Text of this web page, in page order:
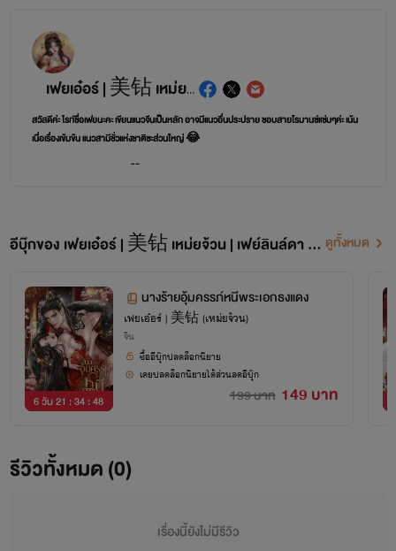
เฟยเอ๋อร์ | 美钻 เหม่ยจ้วน | เฟย์ลินล์ดา
สวัสดีค่ะ ไรท์ชื่อเฟยนะคะ เขียนแนวจีนเป็นหลัก อาจมีแนวอื่นประปราย ชอบสายโรมานซ์แซ่บๆค่ะ เน้น
เนื่อเรื่องเข้มข้น แนวสามีชั่วแห่งชาติซะส่วนใหญ่ 😂
ฝากติดตามผลงานด้วยนะคะ 🫶❤️
ขอบคุณที่สนับสนุนค่า
อีบุ๊กของ เฟยเอ๋อร์ | 美钻 เหม่ยจ้วน | เฟย์ลินล์ดา (2
ดูทั้งหมด
6 วัน 21 : 34 : 48
นางร้ายอุ้มครรภ์หนีพระเอกธงแดง
เฟยเอ๋อร์ | 美钻 (เหม่ยจ้วน)
จีน
199 บาท 149 บาท
ซื้ออีบุ๊กปลดล็อกนิยาย
เคยปลดล็อกนิยายได้ส่วนลดอีบุ๊ก
รีวิวทั้งหมด (0)
เรื่องนี้ยังไม่มีรีวิว